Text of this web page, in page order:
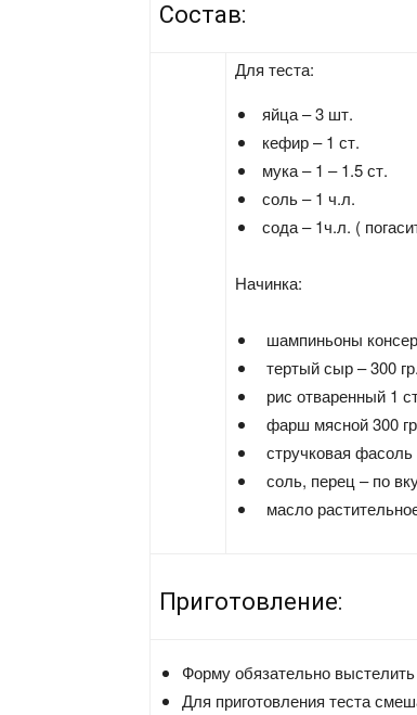
Состав:
Для теста:
яйца – 3 шт.
кефир – 1 ст.
мука – 1 – 1.5 ст.
соль – 1 ч.л.
сода – 1ч.л. (
Начинка:
шампиньоны
тертый сыр – 300 гр.
рис отваренный 1
фарш мясной 300
стручковая
соль, перец – по
масло
Приготовление:
Форму обязательно
Для приготовления теста